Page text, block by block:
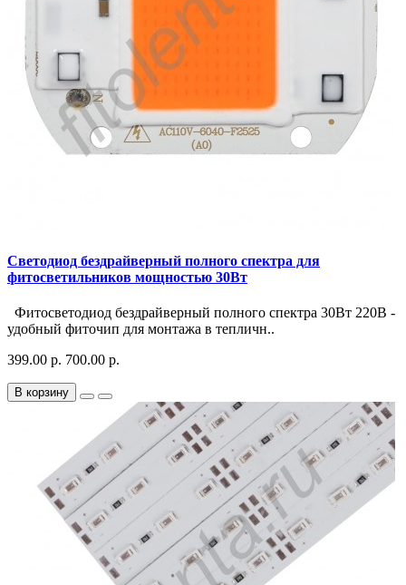
Светодиод бездрайверный полного спектра для
фитосветильников мощностью 30Вт
Фитосветодиод бездрайверный полного спектра 30Вт 220В -
удобный фиточип для монтажа в тепличн..
399.00 р. 700.00 р.
В корзину